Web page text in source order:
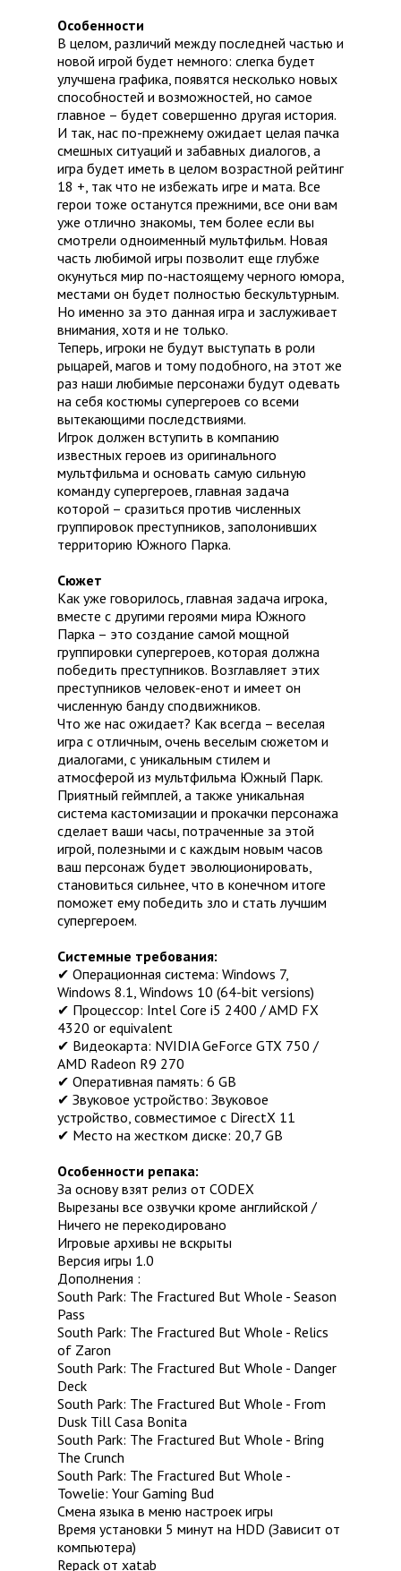
Особенности
В целом, различий между последней частью и
новой игрой будет немного: слегка будет
улучшена графика, появятся несколько новых
способностей и возможностей, но самое
главное – будет совершенно другая история.
И так, нас по-прежнему ожидает целая пачка
смешных ситуаций и забавных диалогов, а
игра будет иметь в целом возрастной рейтинг
18 +, так что не избежать игре и мата. Все
герои тоже останутся прежними, все они вам
уже отлично знакомы, тем более если вы
смотрели одноименный мультфильм. Новая
часть любимой игры позволит еще глубже
окунуться мир по-настоящему черного юмора,
местами он будет полностью бескультурным.
Но именно за это данная игра и заслуживает
внимания, хотя и не только.
Теперь, игроки не будут выступать в роли
рыцарей, магов и тому подобного, на этот же
раз наши любимые персонажи будут одевать
на себя костюмы супергероев со всеми
вытекающими последствиями.
Игрок должен вступить в компанию
известных героев из оригинального
мультфильма и основать самую сильную
команду супергероев, главная задача
которой – сразиться против численных
группировок преступников, заполонивших
территорию Южного Парка.
Сюжет
Как уже говорилось, главная задача игрока,
вместе с другими героями мира Южного
Парка – это создание самой мощной
группировки супергероев, которая должна
победить преступников. Возглавляет этих
преступников человек-енот и имеет он
численную банду сподвижников.
Что же нас ожидает? Как всегда – веселая
игра с отличным, очень веселым сюжетом и
диалогами, с уникальным стилем и
атмосферой из мультфильма Южный Парк.
Приятный геймплей, а также уникальная
система кастомизации и прокачки персонажа
сделает ваши часы, потраченные за этой
игрой, полезными и с каждым новым часов
ваш персонаж будет эволюционировать,
становиться сильнее, что в конечном итоге
поможет ему победить зло и стать лучшим
супергероем.
Системные требования:
✔ Операционная система: Windows 7,
Windows 8.1, Windows 10 (64-bit versions)
✔ Процессор: Intel Core i5 2400 / AMD FX
4320 or equivalent
✔ Видеокарта: NVIDIA GeForce GTX 750 /
AMD Radeon R9 270
✔ Оперативная память: 6 GB
✔ Звуковое устройство: Звуковое
устройство, совместимое с DirectX 11
✔ Место на жестком диске: 20,7 GB
Особенности репака:
За основу взят релиз от CODEX
Вырезаны все озвучки кроме английской /
Ничего не перекодировано
Игровые архивы не вскрыты
Версия игры 1.0
Дополнения :
South Park: The Fractured But Whole - Season
Pass
South Park: The Fractured But Whole - Relics
of Zaron
South Park: The Fractured But Whole - Danger
Deck
South Park: The Fractured But Whole - From
Dusk Till Casa Bonita
South Park: The Fractured But Whole - Bring
The Crunch
South Park: The Fractured But Whole -
Towelie: Your Gaming Bud
Смена языка в меню настроек игры
Время установки 5 минут на HDD (Зависит от
компьютера)
Repack от xatab